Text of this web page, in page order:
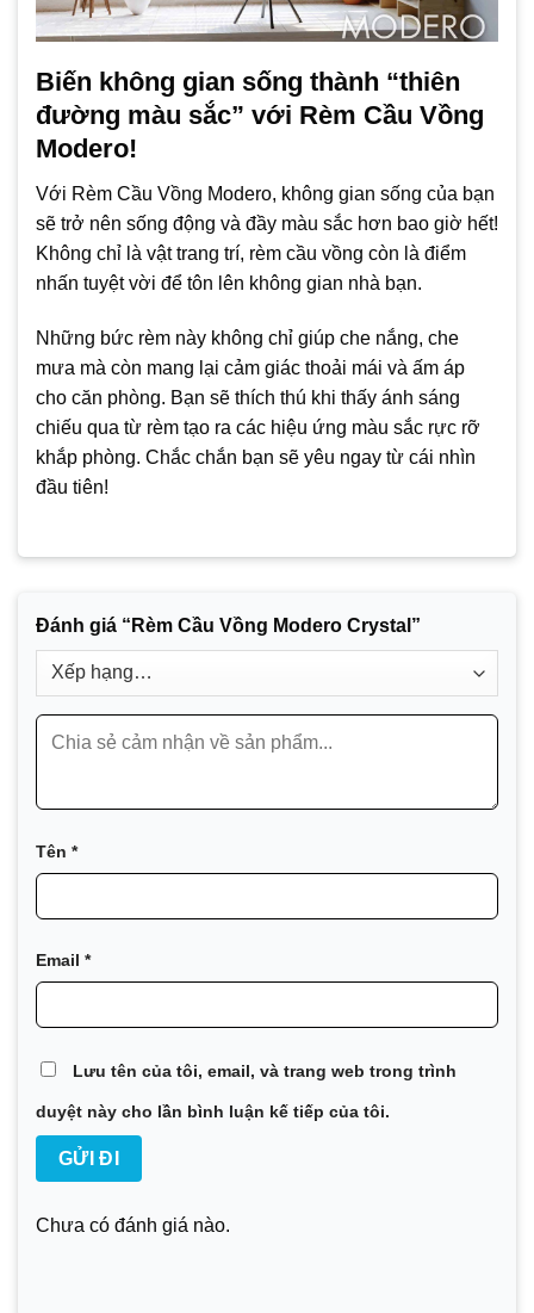
Biến không gian sống thành “thiên
đường màu sắc” với Rèm Cầu Vồng
Modero!
Với Rèm Cầu Vồng Modero, không gian sống của bạn
sẽ trở nên sống động và đầy màu sắc hơn bao giờ hết!
Không chỉ là vật trang trí, rèm cầu vồng còn là điểm
nhấn tuyệt vời để tôn lên không gian nhà bạn.
Những bức rèm này không chỉ giúp che nắng, che
mưa mà còn mang lại cảm giác thoải mái và ấm áp
cho căn phòng. Bạn sẽ thích thú khi thấy ánh sáng
chiếu qua từ rèm tạo ra các hiệu ứng màu sắc rực rỡ
khắp phòng. Chắc chắn bạn sẽ yêu ngay từ cái nhìn
đầu tiên!
Đánh giá “Rèm Cầu Vồng Modero Crystal”
Tên *
Email *
Lưu tên của tôi, email, và trang web trong trình
duyệt này cho lần bình luận kế tiếp của tôi.
Chưa có đánh giá nào.